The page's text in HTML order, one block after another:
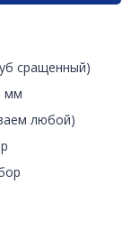
сращенный)
мм
любой)